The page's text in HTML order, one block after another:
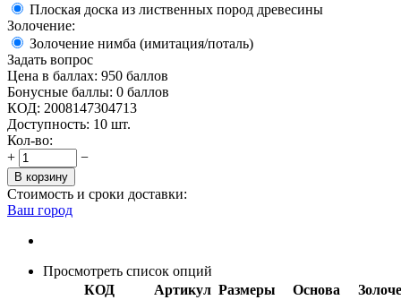
Плоская доска из лиственных пород древесины
Золочение:
Золочение нимба (имитация/поталь)
Задать вопрос
Цена в баллах: 950 баллов
Бонусные баллы: 0 баллов
КОД: 2008147304713
Доступность: 10 шт.
Кол-во:
+
−
В корзину
Стоимость и сроки доставки:
Ваш город
Просмотреть список опций
КОД
Артикул Размеры Основа